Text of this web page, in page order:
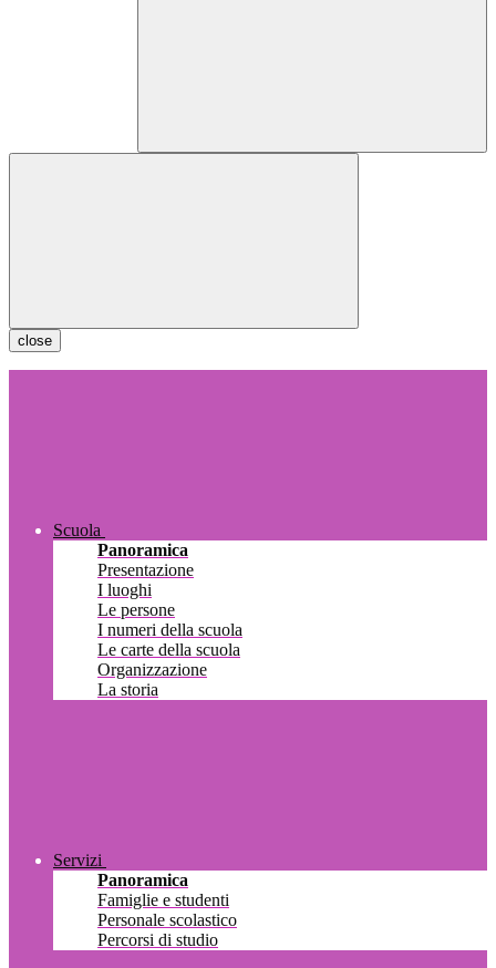
close
Scuola
Panoramica
Presentazione
I luoghi
Le persone
I numeri della scuola
Le carte della scuola
Organizzazione
La storia
Servizi
Panoramica
Famiglie e studenti
Personale scolastico
Percorsi di studio